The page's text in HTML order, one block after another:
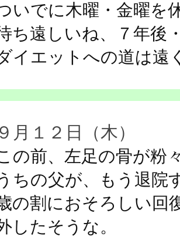
いでに木曜・金曜を
ち遠しいね、７年後
イエットへの道は遠
９月１２日（木）
の前、左足の骨が
ちの父が、もう退院
の割におそろしい回
したそうな。